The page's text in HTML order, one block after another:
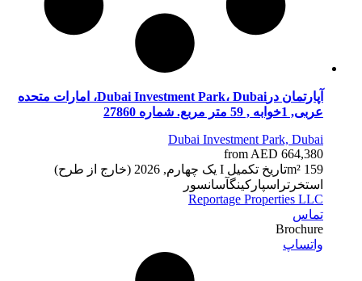
آپارتمان درDubai Investment Park، Dubai، امارات متحده
عربی, 1خوابه , 59 متر مربع. شماره 27860
Dubai Investment Park, Dubai
from AED 664,380
1 59 m² تاریخ تکمیل I یک چهارم, 2026 (خارج از طرح)
استخر تراسپارکینگآسانسور
Reportage Properties LLC
تماس
Brochure
واتساپ